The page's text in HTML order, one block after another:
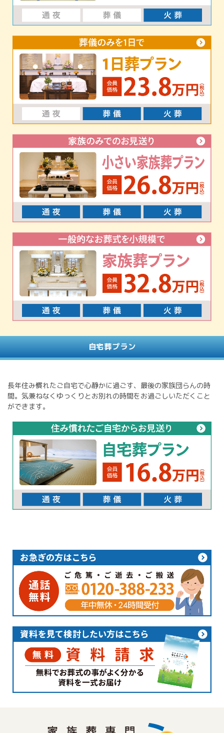
自宅葬プラン
長年住み慣れたご自宅で心静かに過ごす、最後の家族団らんの時
間。気兼ねなくゆっくりとお別れの時間をお過ごしいただくこと
ができます。